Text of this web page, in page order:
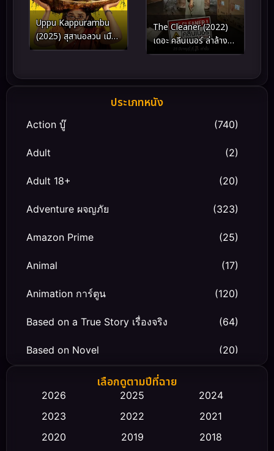
Uppu Kappurambu
(2025) สุสานอลวน เมือง
อลเวง
The Cleaner (2022)
เดอะ คลีนเนอร์ ล่าล้าง
บาป
ประเภทหนัง
Action บู๊ (740)
Adult (2)
Adult 18+ (20)
Adventure ผจญภัย (323)
Amazon Prime (25)
Animal (17)
Animation การ์ตูน (120)
Based on a True Story เรื่องจริง (64)
Based on Novel (20)
Biography ชีวิตจริง
Classic หนังคลาสสิก (23)
เลือกดูตามปีที่ฉาย
2026 2025
2024
2023
2022
2021
2020
2019
2018